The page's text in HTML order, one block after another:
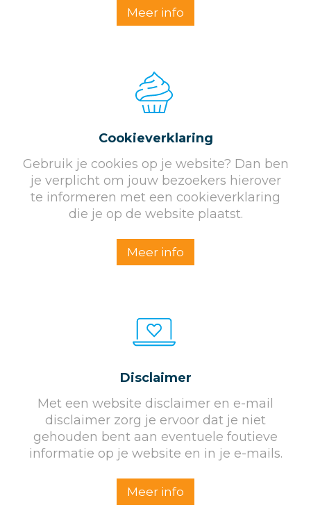
Meer info
Cookieverklaring
Gebruik je cookies op je website? Dan ben
je verplicht om jouw bezoekers hierover
te informeren met een cookieverklaring
die je op de website plaatst.
Meer info
Disclaimer
Met een website disclaimer en e-mail
disclaimer zorg je ervoor dat je niet
gehouden bent aan eventuele foutieve
informatie op je website en in je e-mails.
Meer info